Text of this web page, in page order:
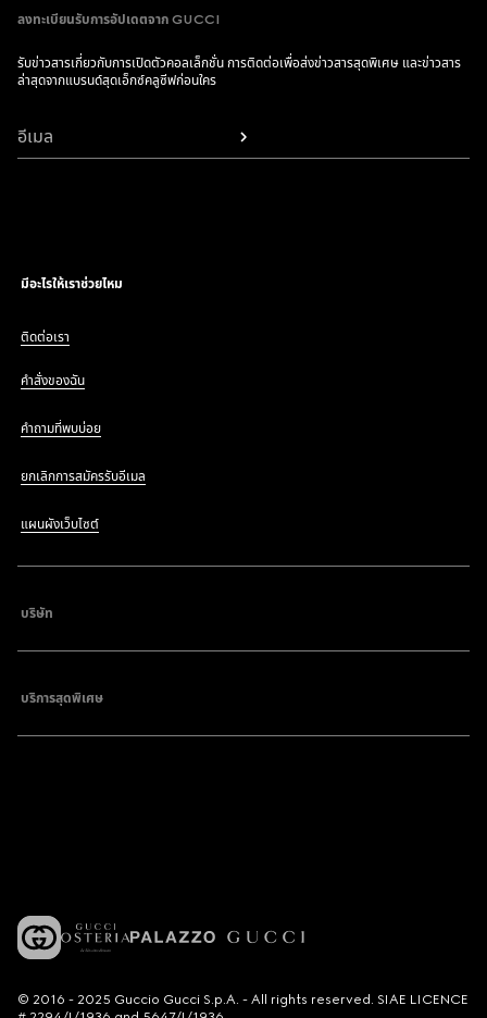
ลงทะเบียนรับการอัปเดตจาก GUCCI
รับข่าวสารเกี่ยวกับการเปิดตัวคอลเล็กชั่น การติดต่อเพื่อส่งข่าวสารสุดพิเศษ และข่าวสาร
ล่าสุดจากแบรนด์สุดเอ็กซ์คลูซีฟก่อนใคร
อีเมล
มีอะไรให้เราช่วยไหม
ติดต่อเรา
คำสั่งของฉัน
คำถามที่พบบ่อย
ยกเลิกการสมัครรับอีเมล
แผนผังเว็บไซต์
บริษัท
บริการสุดพิเศษ
© 2016 - 2025 Guccio Gucci S.p.A. - All rights reserved. SIAE LICENCE